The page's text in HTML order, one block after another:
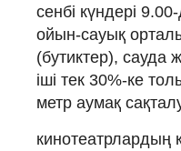
сенбі күндері
ойын-сауық
(бутиктер), сауда
іші тек 30%-ке
метр аумақ
кинотеатрлардың